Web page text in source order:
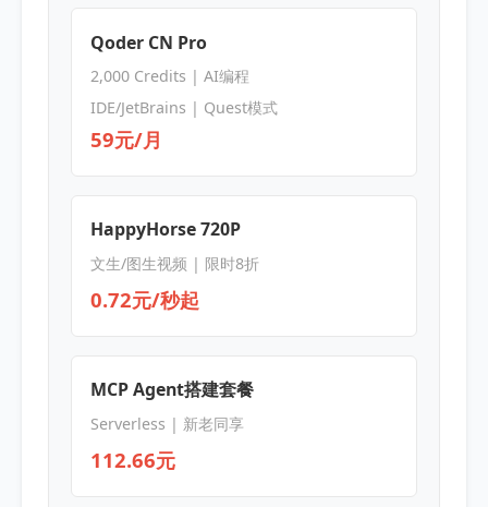
Qoder CN Pro
2,000 Credits | AI编程
IDE/JetBrains | Quest模式
59元/月
HappyHorse 720P
文生/图生视频 | 限时8折
0.72元/秒起
MCP Agent搭建套餐
Serverless | 新老同享
112.66元